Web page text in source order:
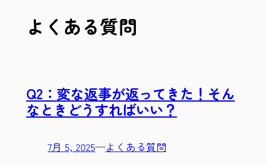
よくある質問
Q2：変な返事が返ってきた！そん
なときどうすればいい？
7月 5, 2025—よくある質問